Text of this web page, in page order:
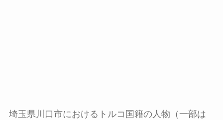
埼玉県川口市におけるトルコ国籍の人物（一部は